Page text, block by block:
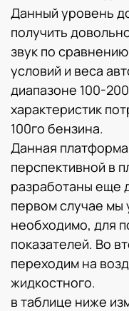
Данный уровень
получить
звук по
условий и веса
диапазоне 100-
характеристик
100го бензина.
Данная
перспективной в
разработаны еще
первом случае мы
необходимо, для
показателей. Во
переходим на
жидкостного.
в таблице ниже